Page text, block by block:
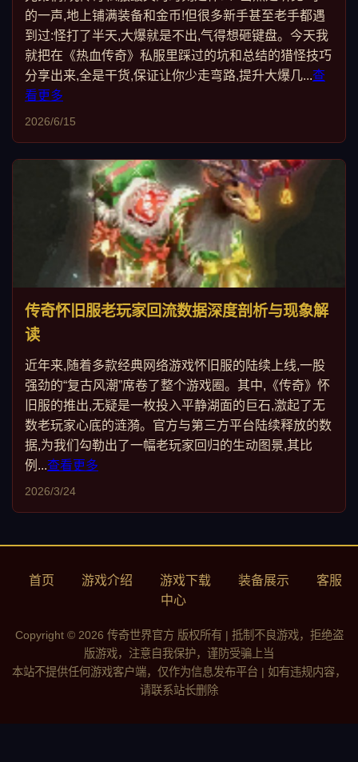
的一声,地上铺满装备和金币!但很多新手甚至老手都遇
到过:怪打了半天,大爆就是不出,气得想砸键盘。今天我
就把在《热血传奇》私服里踩过的坑和总结的猎怪技巧
分享出来,全是干货,保证让你少走弯路,提升大爆几...查
看更多
2026/6/15
传奇怀旧服老玩家回流数据深度剖析与现象解
读
近年来,随着多款经典网络游戏怀旧服的陆续上线,一股
强劲的“复古风潮”席卷了整个游戏圈。其中,《传奇》怀
旧服的推出,无疑是一枚投入平静湖面的巨石,激起了无
数老玩家心底的涟漪。官方与第三方平台陆续释放的数
据,为我们勾勒出了一幅老玩家回归的生动图景,其比
例...查看更多
2026/3/24
首页 游戏介绍 游戏下载 装备展示
客服
中心
Copyright © 2026 传奇世界官方 版权所有 | 抵制不良游戏，拒绝盗
版游戏，注意自我保护，谨防受骗上当
本站不提供任何游戏客户端，仅作为信息发布平台 | 如有违规内容，
请联系站长删除